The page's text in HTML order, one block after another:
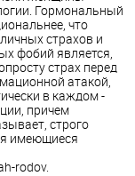
Гормональный
что
страхов и
фобий является,
страх перед
атакой,
в каждом -
причем
строго
имеющиеся
rodov.